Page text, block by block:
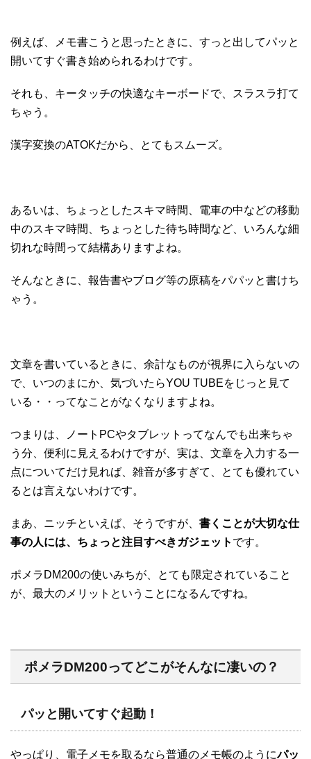
例えば、メモ書こうと思ったときに、すっと出してパッと
開いてすぐ書き始められるわけです。
それも、キータッチの快適なキーボードで、スラスラ打て
ちゃう。
漢字変換のATOKだから、とてもスムーズ。
あるいは、ちょっとしたスキマ時間、電車の中などの移動
中のスキマ時間、ちょっとした待ち時間など、いろんな細
切れな時間って結構ありますよね。
そんなときに、報告書やブログ等の原稿をパパッと書けち
ゃう。
文章を書いているときに、余計なものが視界に入らないの
で、いつのまにか、気づいたらYOU TUBEをじっと見て
いる・・ってなことがなくなりますよね。
つまりは、ノートPCやタブレットってなんでも出来ちゃ
う分、便利に見えるわけですが、実は、文章を入力する一
点についてだけ見れば、雑音が多すぎて、とても優れてい
るとは言えないわけです。
まあ、ニッチといえば、そうですが、 書くことが大切な仕
事の人には、ちょっと注目すべきガジェット です。
ポメラDM200の使いみちが、とても限定されていること
が、最大のメリットということになるんですね。
ポメラDM200ってどこがそんなに凄いの？
パッと開いてすぐ起動！
やっぱり、電子メモを取るなら普通のメモ帳のようにパッ